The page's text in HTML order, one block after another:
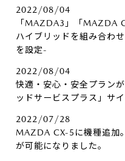
2022/08/04
「MAZDA3」「MAZDA
ハイブリッドを組み合わ
を設定-
2022/08/04
快適・安心・安全プラン
ッドサービスプラス」サイ
2022/07/28
MAZDA CX-5に機種追加
が可能になりました。